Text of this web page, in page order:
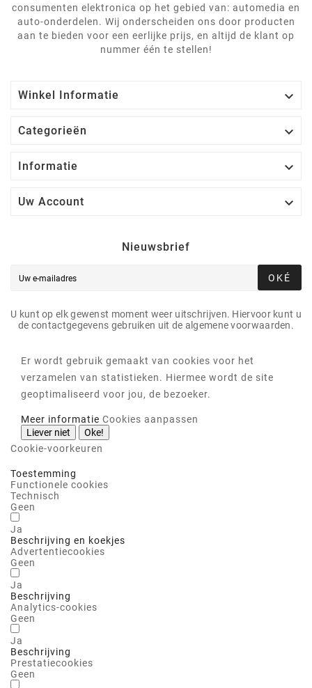
consumenten elektronica op het gebied van: automedia en
auto-onderdelen. Wij onderscheiden ons door producten
aan te bieden voor een eerlijke prijs, en altijd de klant op
nummer één te stellen!
Winkel Informatie 
Categorieën 
Informatie 
Uw Account 
Nieuwsbrief
OKÉ
U kunt op elk gewenst moment weer uitschrijven. Hiervoor kunt u
de contactgegevens gebruiken uit de algemene voorwaarden.
Er wordt gebruik gemaakt van cookies voor het
verzamelen van statistieken. Hiermee wordt de site
geoptimaliseerd voor jou, de bezoeker.
Meer informatie Cookies aanpassen
Liever niet
Oke!
Cookie-voorkeuren
Toestemming
Functionele cookies
Technisch
Geen
Ja
Beschrijving en koekjes
Advertentiecookies
Geen
Ja
Beschrijving
Analytics-cookies
Geen
Ja
Beschrijving
Prestatiecookies
Geen